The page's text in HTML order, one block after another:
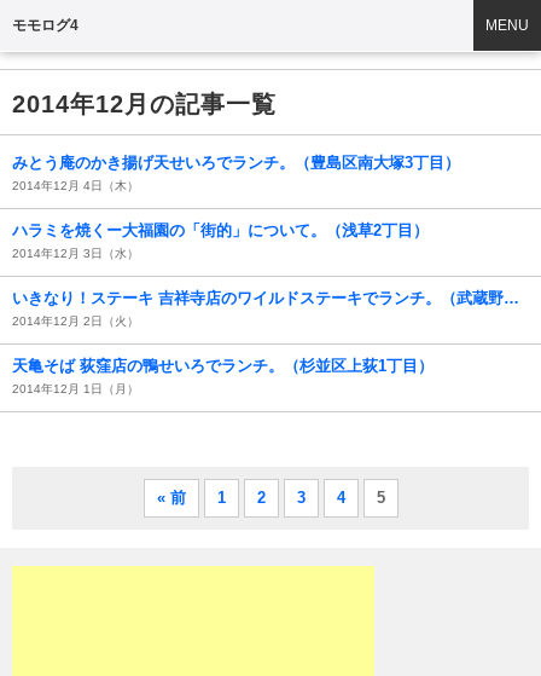
モモログ4 MENU
2014年12月の記事一覧
みとう庵のかき揚げ天せいろでランチ。（豊島区南大塚3丁目）
2014年12月 4日（木）
ハラミを焼くー大福園の「街的」について。（浅草2丁目）
2014年12月 3日（水）
いきなり！ステーキ 吉祥寺店のワイルドステーキでランチ。（武蔵野市吉祥寺南町1丁目）
2014年12月 2日（火）
天亀そば 荻窪店の鴨せいろでランチ。（杉並区上荻1丁目）
2014年12月 1日（月）
« 前 1 2 3 4 5